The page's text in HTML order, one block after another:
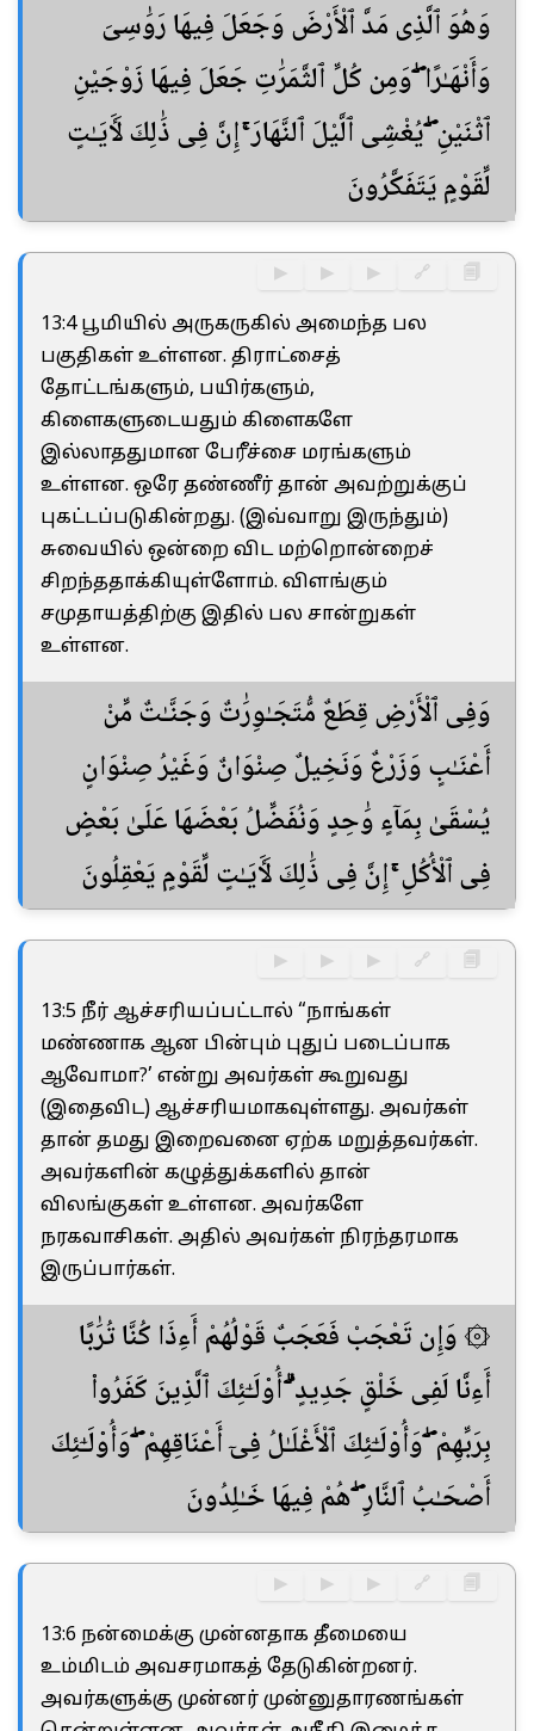
وَهُوَ ٱلَّذِى مَدَّ ٱلْأَرْضَ وَجَعَلَ فِيهَا رَوَٰسِىَ
وَأَنْهَـٰرًا ۖ وَمِن كُلِّ ٱلثَّمَرَٰتِ جَعَلَ فِيهَا زَوْجَيْنِ
ٱثْنَيْنِ ۖ يُغْشِى ٱلَّيْلَ ٱلنَّهَارَ ۚ إِنَّ فِى ذَٰلِكَ لَـَٔايَـٰتٍ
لِّقَوْمٍ يَتَفَكَّرُونَ
▶ ▶ ▶ 🔗 🗐
13:4 பூமியில் அருகருகில் அமைந்த பல
பகுதிகள் உள்ளன. திராட்சைத்
தோட்டங்களும், பயிர்களும்,
கிளைகளுடையதும் கிளைகளே
இல்லாததுமான பேரீச்சை மரங்களும்
உள்ளன. ஒரே தண்ணீர் தான் அவற்றுக்குப்
புகட்டப்படுகின்றது. (இவ்வாறு இருந்தும்)
சுவையில் ஒன்றை விட மற்றொன்றைச்
சிறந்ததாக்கியுள்ளோம். விளங்கும்
சமுதாயத்திற்கு இதில் பல சான்றுகள்
உள்ளன.
وَفِى ٱلْأَرْضِ قِطَعٌ مُّتَجَـٰوِرَٰتٌ وَجَنَّـٰتٌ مِّنْ
أَعْنَـٰبٍ وَزَرْعٌ وَنَخِيلٌ صِنْوَانٌ وَغَيْرُ صِنْوَانٍ
يُسْقَىٰ بِمَآءٍ وَٰحِدٍ وَنُفَضِّلُ بَعْضَهَا عَلَىٰ بَعْضٍ
فِى ٱلْأُكُلِ ۚ إِنَّ فِى ذَٰلِكَ لَـَٔايَـٰتٍ لِّقَوْمٍ يَعْقِلُونَ
▶ ▶ ▶ 🔗 🗐
13:5 நீர் ஆச்சரியப்பட்டால் “நாங்கள்
மண்ணாக ஆன பின்பும் புதுப் படைப்பாக
ஆவோமா?’ என்று அவர்கள் கூறுவது
(இதைவிட) ஆச்சரியமாகவுள்ளது. அவர்கள்
தான் தமது இறைவனை ஏற்க மறுத்தவர்கள்.
அவர்களின் கழுத்துக்களில் தான்
விலங்குகள் உள்ளன. அவர்களே
நரகவாசிகள். அதில் அவர்கள் நிரந்தரமாக
இருப்பார்கள்.
۞ وَإِن تَعْجَبْ فَعَجَبٌ قَوْلُهُمْ أَءِذَا كُنَّا تُرَٰبًا
أَءِنَّا لَفِى خَلْقٍ جَدِيدٍ ۗ أُو۟لَـٰٓئِكَ ٱلَّذِينَ كَفَرُوا۟
بِرَبِّهِمْ ۖ وَأُو۟لَـٰٓئِكَ ٱلْأَغْلَـٰلُ فِىٓ أَعْنَاقِهِمْ ۖ وَأُو۟لَـٰٓئِكَ
أَصْحَـٰبُ ٱلنَّارِ ۖ هُمْ فِيهَا خَـٰلِدُونَ
▶ ▶ ▶ 🔗 🗐
13:6 நன்மைக்கு முன்னதாக தீமையை
உம்மிடம் அவசரமாகத் தேடுகின்றனர்.
அவர்களுக்கு முன்னர் முன்னுதாரணங்கள்